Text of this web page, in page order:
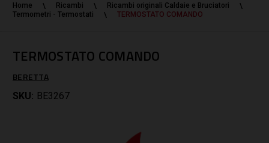
Home Ricambi
Ricambi originali Caldaie e Bruciatori
Termometri - Termostati
TERMOSTATO COMANDO
TERMOSTATO COMANDO
BERETTA
SKU: BE3267